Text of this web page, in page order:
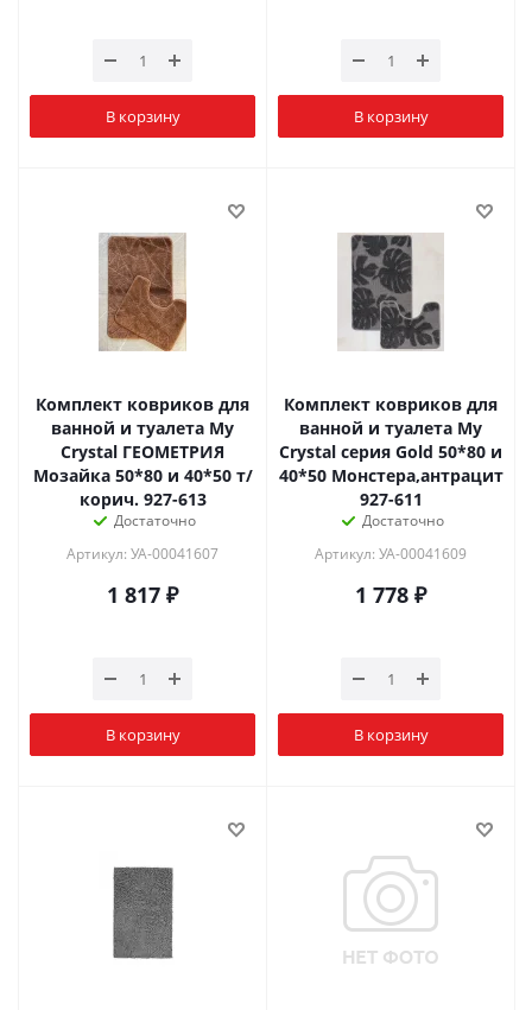
В корзину В корзину
Комплект ковриков для
ванной и туалета My
Crystal ГЕОМЕТРИЯ
Мозайка 50*80 и 40*50 т/
корич. 927-613
Достаточно
Артикул: УА-00041607
1 817 ₽
В корзину
Комплект ковриков для
ванной и туалета My
Crystal серия Gold 50*80 и
40*50 Монстера,антрацит
927-611
Достаточно
Артикул: УА-00041609
1 778 ₽
В корзину